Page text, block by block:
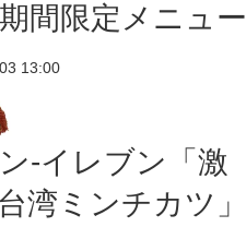
間限定メニュー
13:00
-イレブン「激
湾ミンチカツ」